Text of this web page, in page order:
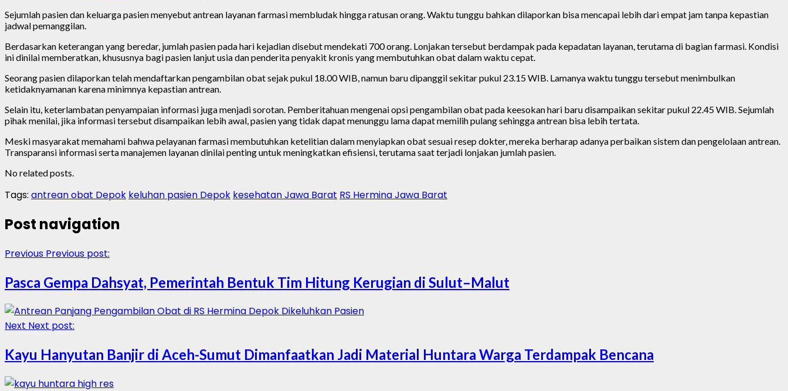
Sejumlah pasien dan keluarga pasien menyebut antrean layanan farmasi membludak hingga ratusan orang. Waktu tunggu bahkan dilaporkan bisa mencapai lebih dari empat jam tanpa kepastian
jadwal pemanggilan.
Berdasarkan keterangan yang beredar, jumlah pasien pada hari kejadian disebut mendekati 700 orang. Lonjakan tersebut berdampak pada kepadatan layanan, terutama di bagian farmasi. Kondisi
ini dinilai memberatkan, khususnya bagi pasien lanjut usia dan penderita penyakit kronis yang membutuhkan obat dalam waktu cepat.
Seorang pasien dilaporkan telah mendaftarkan pengambilan obat sejak pukul 18.00 WIB, namun baru dipanggil sekitar pukul 23.15 WIB. Lamanya waktu tunggu tersebut menimbulkan
ketidaknyamanan karena minimnya kepastian antrean.
Selain itu, keterlambatan penyampaian informasi juga menjadi sorotan. Pemberitahuan mengenai opsi pengambilan obat pada keesokan hari baru disampaikan sekitar pukul 22.45 WIB. Sejumlah
pihak menilai, jika informasi tersebut disampaikan lebih awal, pasien yang tidak dapat menunggu lama dapat memilih pulang sehingga antrean bisa lebih tertata.
Meski masyarakat memahami bahwa pelayanan farmasi membutuhkan ketelitian dalam menyiapkan obat sesuai resep dokter, mereka berharap adanya perbaikan sistem dan pengelolaan antrean.
Transparansi informasi serta manajemen layanan dinilai penting untuk meningkatkan efisiensi, terutama saat terjadi lonjakan jumlah pasien.
No related posts.
Tags: antrean obat Depok keluhan pasien Depok kesehatan Jawa Barat RS Hermina Jawa Barat
Post navigation
Previous Previous post:
Pasca Gempa Dahsyat, Pemerintah Bentuk Tim Hitung Kerugian di Sulut–Malut
Next Next post:
Kayu Hanyutan Banjir di Aceh-Sumut Dimanfaatkan Jadi Material Huntara Warga Terdampak Bencana